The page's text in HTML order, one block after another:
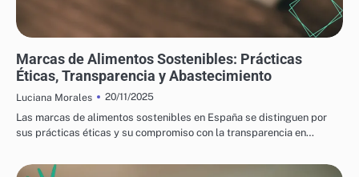
Marcas de Alimentos Sostenibles: Prácticas
Éticas, Transparencia y Abastecimiento
Luciana Morales
20/11/2025
Las marcas de alimentos sostenibles en España se distinguen por
sus prácticas éticas y su compromiso con la transparencia en…